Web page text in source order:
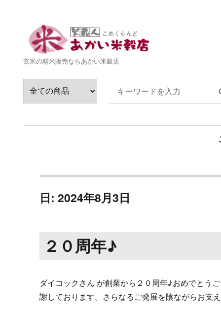
玄米の精米販売ならあかい米穀店
日: 2024年8月3日
２０周年♪
ダイコックさん が創業から２０周年♪おめでとう
謝しております。さらなるご発展を陰ながらお支